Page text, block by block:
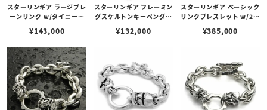
スターリンギア ラージプレ
ーンリンク w/タイニース
¥143,000
スターリンギア フレーミン
グスケルトンキーペンダン
¥132,000
スターリンギア ベーシック
リンクブレスレット w/2ス
¥385,000